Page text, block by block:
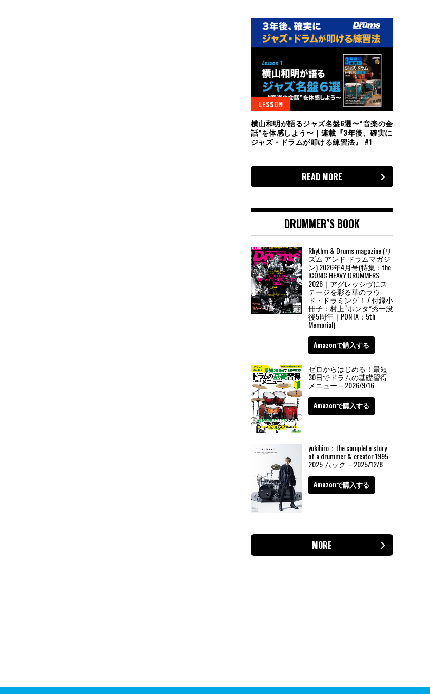
LESSON
横山和明が語るジャズ名盤6選〜“音楽の会
話”を体感しよう〜｜連載『3年後、確実に
ジャズ・ドラムが叩ける練習法』 #1
READ MORE
DRUMMER’S BOOK
Rhythm & Drums magazine (リ
ズム アンド ドラムマガジ
ン) 2026年4月号(特集：the
ICONIC HEAVY DRUMMERS
2026｜アグレッシヴにス
テージを彩る華のラウ
ド・ドラミング！ / 付録小
冊子：村上“ポンタ”秀一没
後5周年｜PONTA：5th
Memorial)
Amazonで購入する
ゼロからはじめる！最短
30日でドラムの基礎習得
メニュー – 2026/9/16
Amazonで購入する
yukihiro：the complete story
of a drummer & creator 1995-
2025 ムック – 2025/12/8
Amazonで購入する
MORE